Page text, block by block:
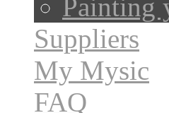
Painting
Suppliers
My Mysic
FAQ